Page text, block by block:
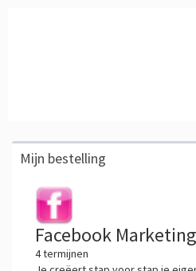
Mijn bestelling
Facebook
4 termijnen